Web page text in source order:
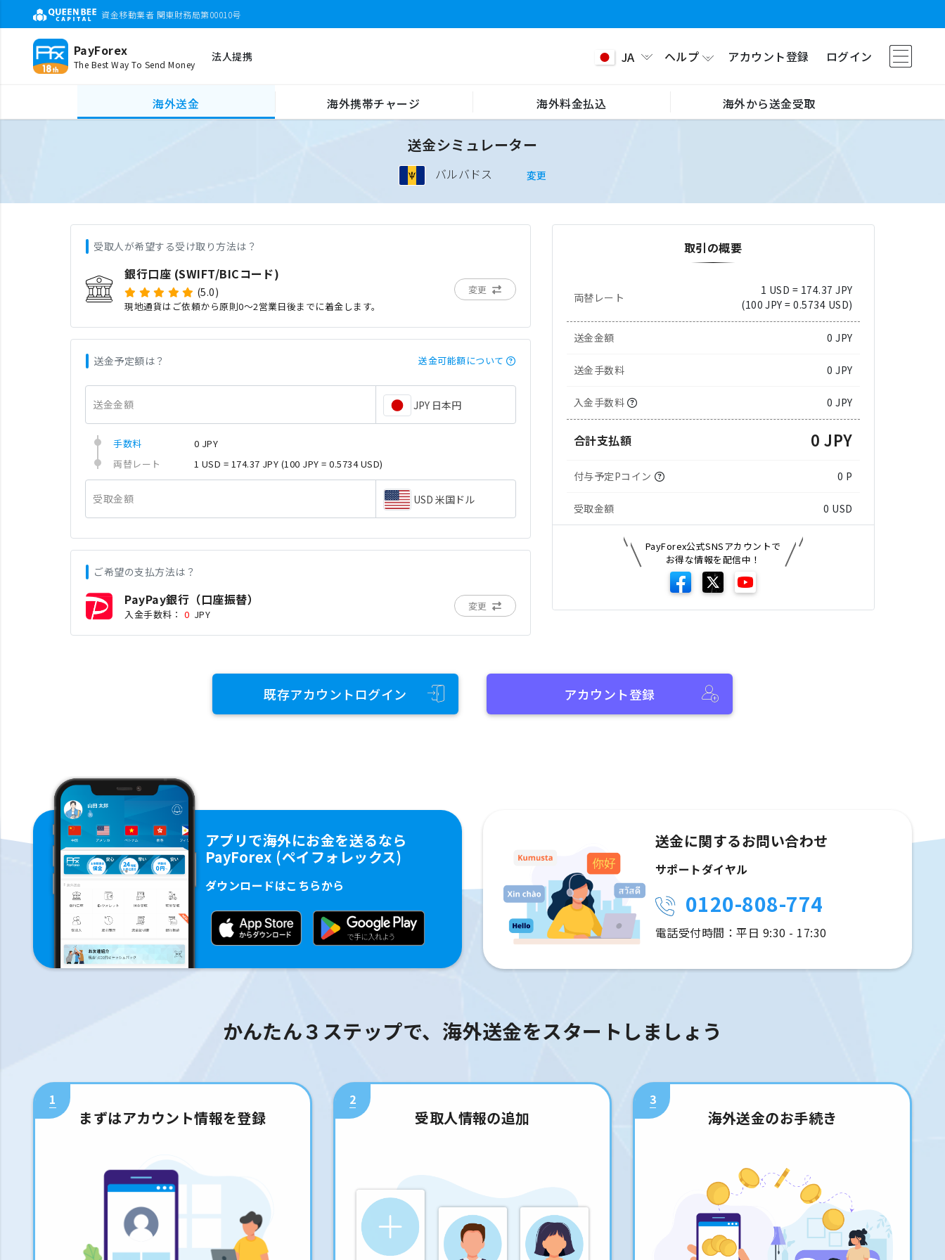
資金移動業者 関東財務局第00010号
PayForex
The Best Way To Send Money
法人提携 JA ヘルプ アカウント登録 ログイン
海外送金 海外携帯チャージ 海外料金払込 海外から送金受取
送金シミュレーター
バルバドス 変更
受取人が希望する受け取り方法は？
銀行口座 (SWIFT/BICコード)
(5.0)
現地通貨はご依頼から原則0〜2営業日後までに着金します。
変更
送金予定額は？ 送金可能額について
送金金額 JPY 日本円
手数料
0 JPY
両替レート
1 USD = 174.37 JPY (100 JPY = 0.5734 USD)
受取金額 USD 米国ドル
ご希望の支払方法は？
PayPay銀行（口座振替）
入金手数料： 0 JPY
変更
取引の概要
両替レート
1 USD = 174.37 JPY
(100 JPY = 0.5734 USD)
送金金額 0 JPY
送金手数料 0 JPY
入金手数料 0 JPY
合計支払額 0 JPY
付与予定Pコイン 0 P
受取金額 0 USD
PayForex公式SNSアカウントで
お得な情報を配信中！
既存アカウントログイン アカウント登録
アプリで海外にお金を送るなら
PayForex (ペイフォレックス)
ダウンロードはこちらから
送金に関するお問い合わせ
サポートダイヤル
0120-808-774
電話受付時間：平日 9:30 - 17:30
かんたん３ステップで、海外送金をスタートしましょう
1
まずはアカウント情報を登録
2
受取人情報の追加
3
海外送金のお手続き